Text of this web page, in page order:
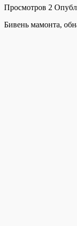
Просмотров 2
Бивень мамонта,